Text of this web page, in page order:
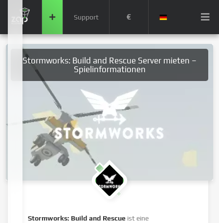
Support €
Stormworks: Build and Rescue Server mieten –
Spielinformationen
Stormworks: Build and Rescue ist eine